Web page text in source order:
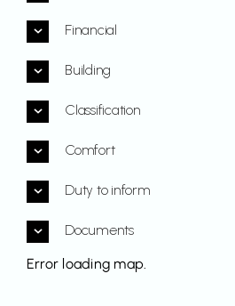
Financial
Building
Classification
Comfort
Duty to inform
Documents
Error loading map.